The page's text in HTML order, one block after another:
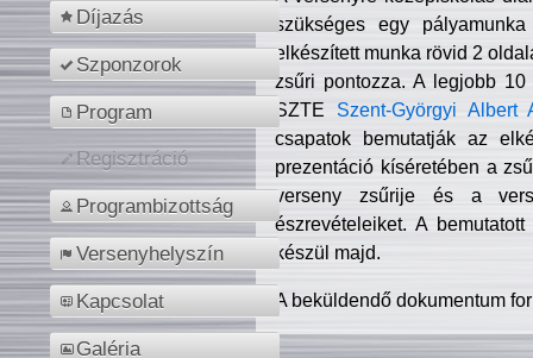
Díjazás
Szponzorok
Program
Regisztráció
Programbizottság
Versenyhelyszín
Kapcsolat
Galéria
szükséges egy
elkészített munka rövid 2
zsűri pontozza. A legjobb
SZTE Szent-Györgyi Albert
csapatok bemutatják az
prezentáció kíséretében a
verseny zsűrije és a
észrevételeiket. A
készül majd.
A beküldendő dokumentum